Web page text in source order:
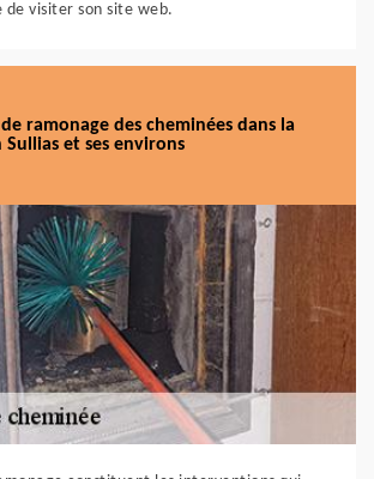
de visiter son site web.
ramonage des cheminées dans la
et ses environs